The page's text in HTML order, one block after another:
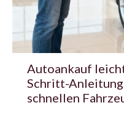
Autoankauf
Schritt-Anleitung
schnellen